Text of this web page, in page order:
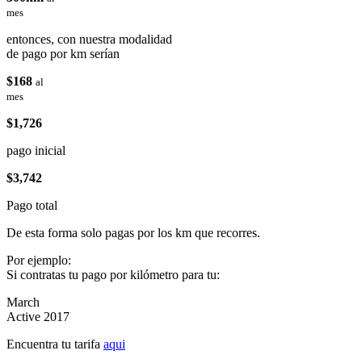
mes
entonces, con nuestra modalidad
de pago por km serían
$168 al
mes
$1,726
pago inicial
$3,742
Pago total
De esta forma solo pagas por los km que recorres.
Por ejemplo:
Si contratas tu pago por kilómetro para tu:
March
Active 2017
Encuentra tu tarifa aqui